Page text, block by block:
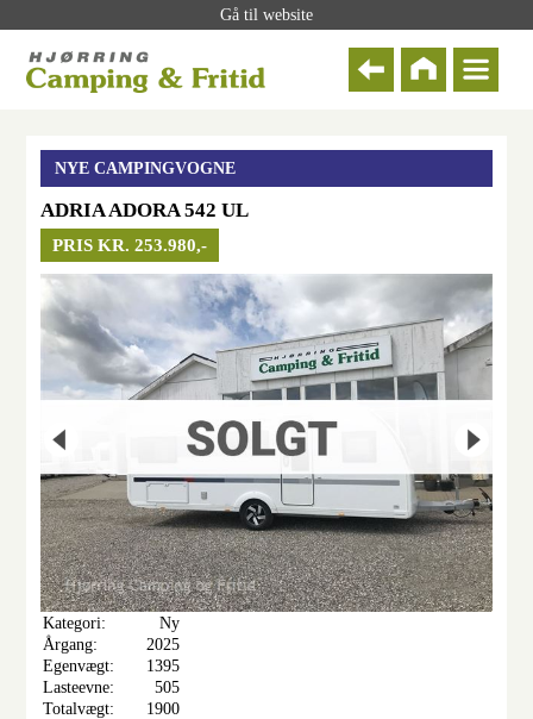
Gå til website
NYE CAMPINGVOGNE
ADRIA ADORA 542 UL
PRIS KR. 253.980,-
Kategori:
Ny
Årgang:
2025
Egenvægt:
1395
Lasteevne:
505
Totalvægt:
1900